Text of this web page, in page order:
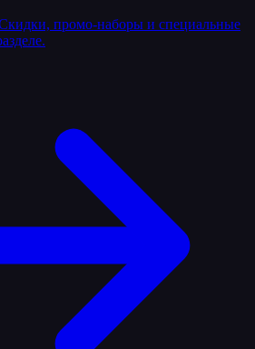
промо-наборы и специальные